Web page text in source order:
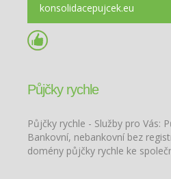
konsolidacepujcek.eu
Půjčky rychle
Půjčky rychle - Služby pro Vás:
Bankovní, nebankovní bez
domény půjčky rychle ke